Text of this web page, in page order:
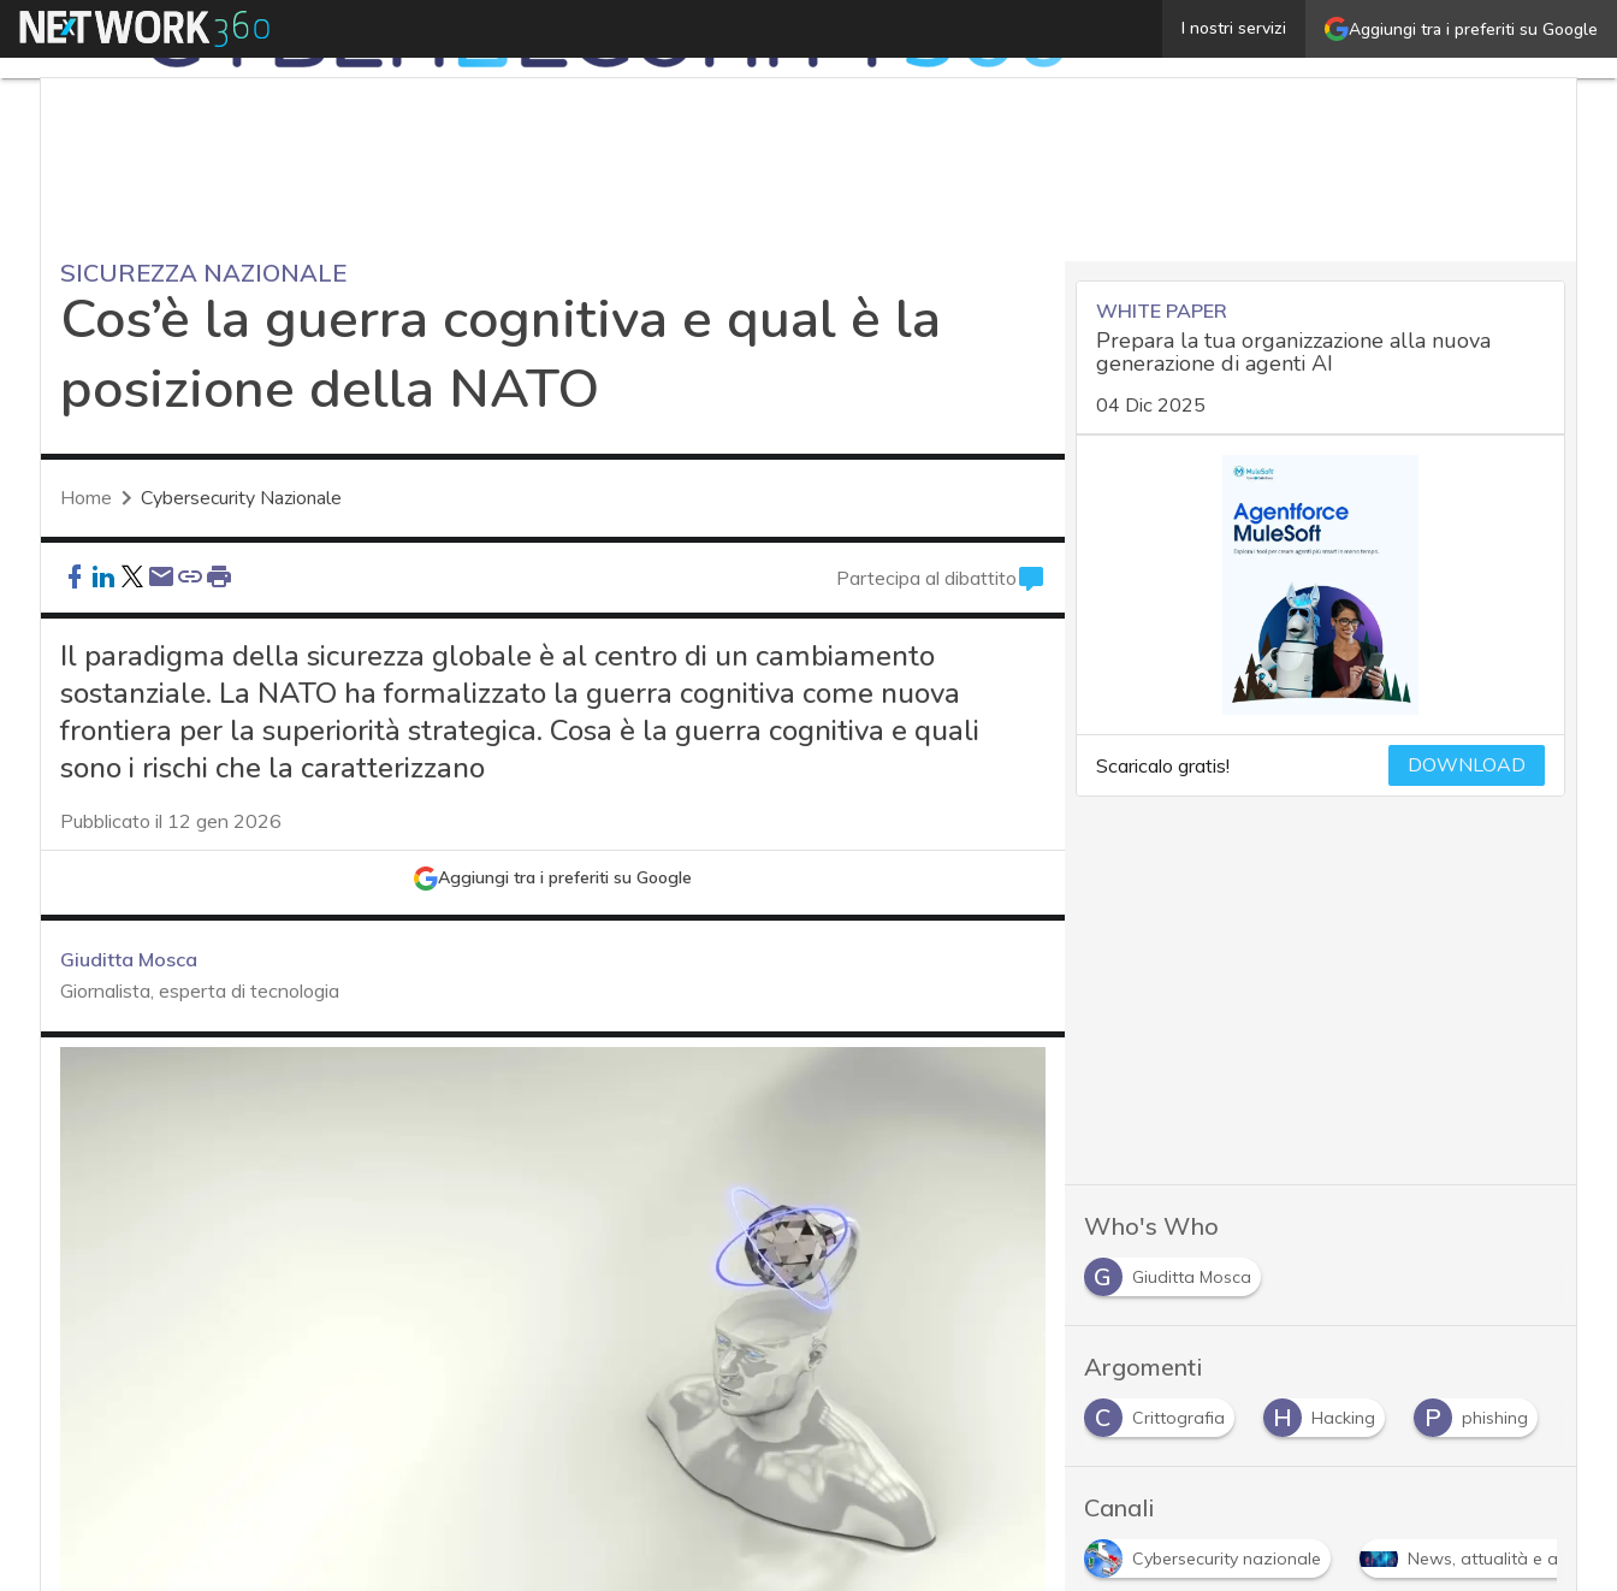
Aggiungi tra i preferiti su Google
I nostri servizi
Menu Cos’è la guerra cognitiva e qual è la posizione della
SICUREZZA NAZIONALE
Cos’è la guerra cognitiva e qual è la
posizione della NATO
Home Cybersecurity Nazionale
Partecipa al dibattito
Il paradigma della sicurezza globale è al centro di un cambiamento
sostanziale. La NATO ha formalizzato la guerra cognitiva come nuova
frontiera per la superiorità strategica. Cosa è la guerra cognitiva e quali
sono i rischi che la caratterizzano
Pubblicato il 12 gen 2026
Aggiungi tra i preferiti su Google
Giuditta Mosca
Giornalista, esperta di tecnologia
WHITE PAPER
Prepara la tua organizzazione alla nuova
generazione di agenti AI
04 Dic 2025
Scaricalo gratis! DOWNLOAD
Who's Who
G
Giuditta Mosca
Argomenti
B
Big Data H Hacking phishing S spear phishing
Canali
Attacchi hacker e Malware: le ultime news in tempo reale e gli approfondimenti Cybersecurity nazionale News, attualità e analisi Cyber sicurezza e privacy